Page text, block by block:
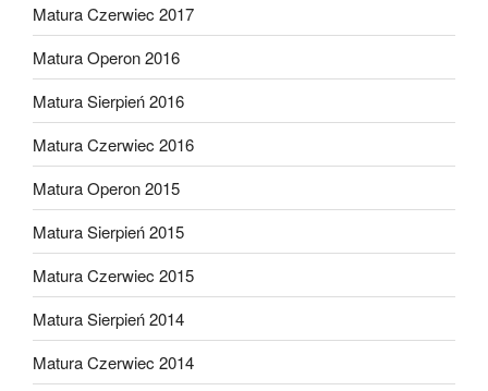
Matura Czerwiec 2017
Matura Operon 2016
Matura Sierpień 2016
Matura Czerwiec 2016
Matura Operon 2015
Matura Sierpień 2015
Matura Czerwiec 2015
Matura Sierpień 2014
Matura Czerwiec 2014